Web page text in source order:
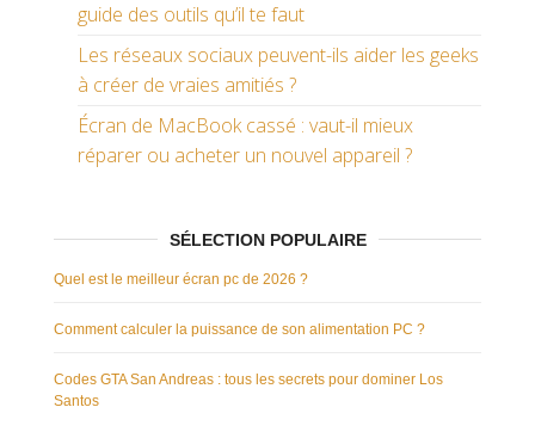
guide des outils qu’il te faut
Les réseaux sociaux peuvent-ils aider les geeks
à créer de vraies amitiés ?
Écran de MacBook cassé : vaut-il mieux
réparer ou acheter un nouvel appareil ?
SÉLECTION POPULAIRE
Quel est le meilleur écran pc de 2026 ?
Comment calculer la puissance de son alimentation PC ?
Codes GTA San Andreas : tous les secrets pour dominer Los
Santos